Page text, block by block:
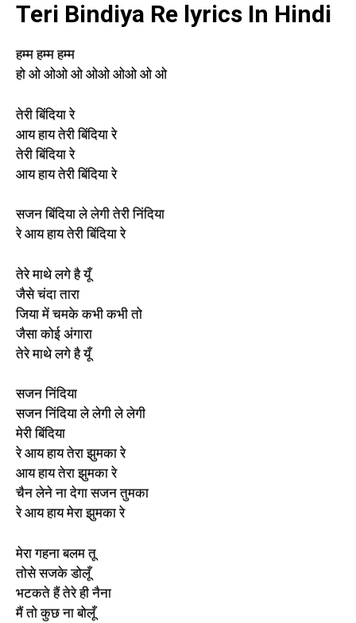
Teri Bindiya Re lyrics In Hindi
हम्म हम्म हम्म
हो ओ ओओ ओ ओओ ओओ ओ ओ
तेरी बिंदिया रे
आय हाय तेरी बिंदिया रे
तेरी बिंदिया रे
आय हाय तेरी बिंदिया रे
सजन बिंदिया ले लेगी तेरी निंदिया
रे आय हाय तेरी बिंदिया रे
तेरे माथे लगे है यूँ
जैसे चंदा तारा
जिया में चमके कभी कभी तो
जैसा कोई अंगारा
तेरे माथे लगे है यूँ
सजन निंदिया
सजन निंदिया ले लेगी ले लेगी
मेरी बिंदिया
रे आय हाय तेरा झुमका रे
आय हाय तेरा झुमका रे
चैन लेने ना देगा सजन तुमका
रे आय हाय मेरा झुमका रे
मेरा गहना बलम तू
तोसे सजके डोलूँ
भटकते हैं तेरे ही नैना
मैं तो कुछ ना बोलूँ